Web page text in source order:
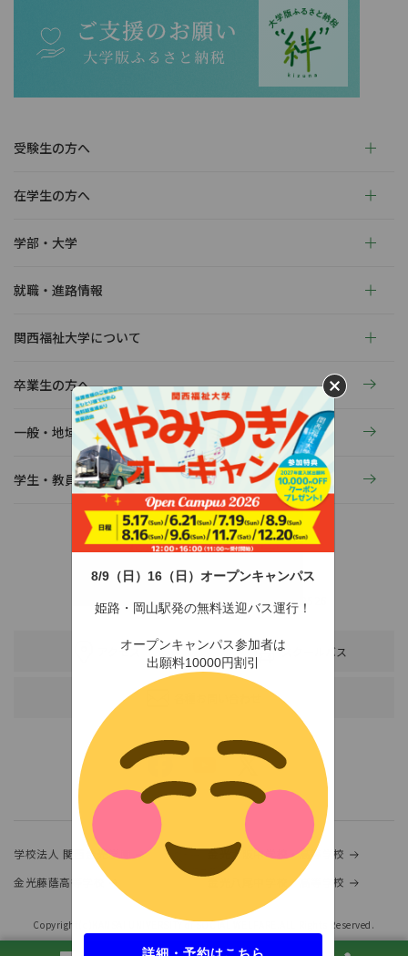
8/9（日）16（日）オープンキャンパス
姫路・岡山駅発の無料送迎バス運行！
オープンキャンパス参加者は
出願料10000円割引
詳細・予約はこちら
受験生の方へ
在学生の方へ
学部・大学
就職・進路情報
関西福祉大学について
卒業生の方へ
一般・地域の方へ
学生・教員の活動
〒678-0255 兵庫県赤穂市新田380-3
TEL：0791-46-2525（代）FAX：0791-46-2526
アクセス スクールバス
学校法人 関西金光学園
金光大阪中学校・高等学校
金光藤蔭高等学校
金光八尾中学校・高等学校
Copyright(c)KANSAI UNIVERSITY of SOCIAL WELFARE.ALL Rights Reserved.